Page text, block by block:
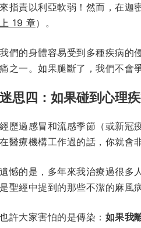
來指責以利亞軟弱！然而，在迦
上 19 章）。
我們的身體容易受到多種疾病的
痛之一。如果腿斷了，我們不會
迷思四：如果碰到心理
經歷過感冒和流感季節（或新冠
在醫療機構工作過的話，你就會
遺憾的是，多年來我治療過很多
是聖經中提到的那些不潔的麻風
也許大家害怕的是傳染： 如果我